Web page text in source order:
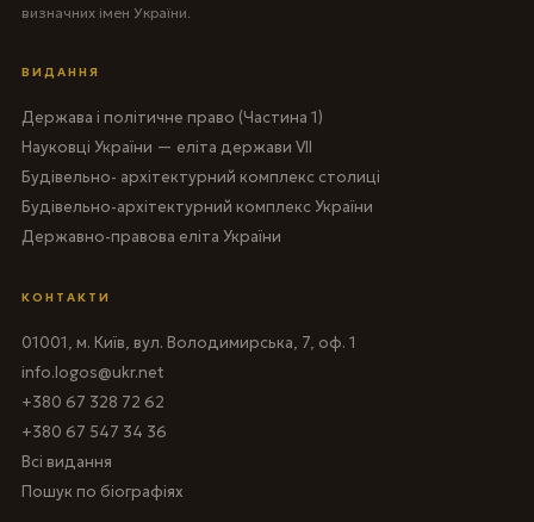
визначних імен України.
ВИДАННЯ
Держава і політичне право (Частина 1)
Науковці України — еліта держави VII
Будівельно- архітектурний комплекс столиці
Будівельно-архітектурний комплекс України
Державно-правова еліта України
КОНТАКТИ
01001, м. Київ, вул. Володимирська, 7, оф. 1
info.logos@ukr.net
+380 67 328 72 62
+380 67 547 34 36
Всі видання
Пошук по біографіях